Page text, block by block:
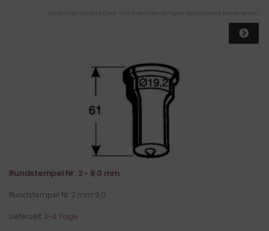
Sie können als Gast (bzw. mit Ihrem derzeitigen Status) keine Preise sehen.
Rundstempel Nr. 2 - 9,0 mm
Rundstempel Nr. 2 mm 9,0
Lieferzeit:3-4 Tage